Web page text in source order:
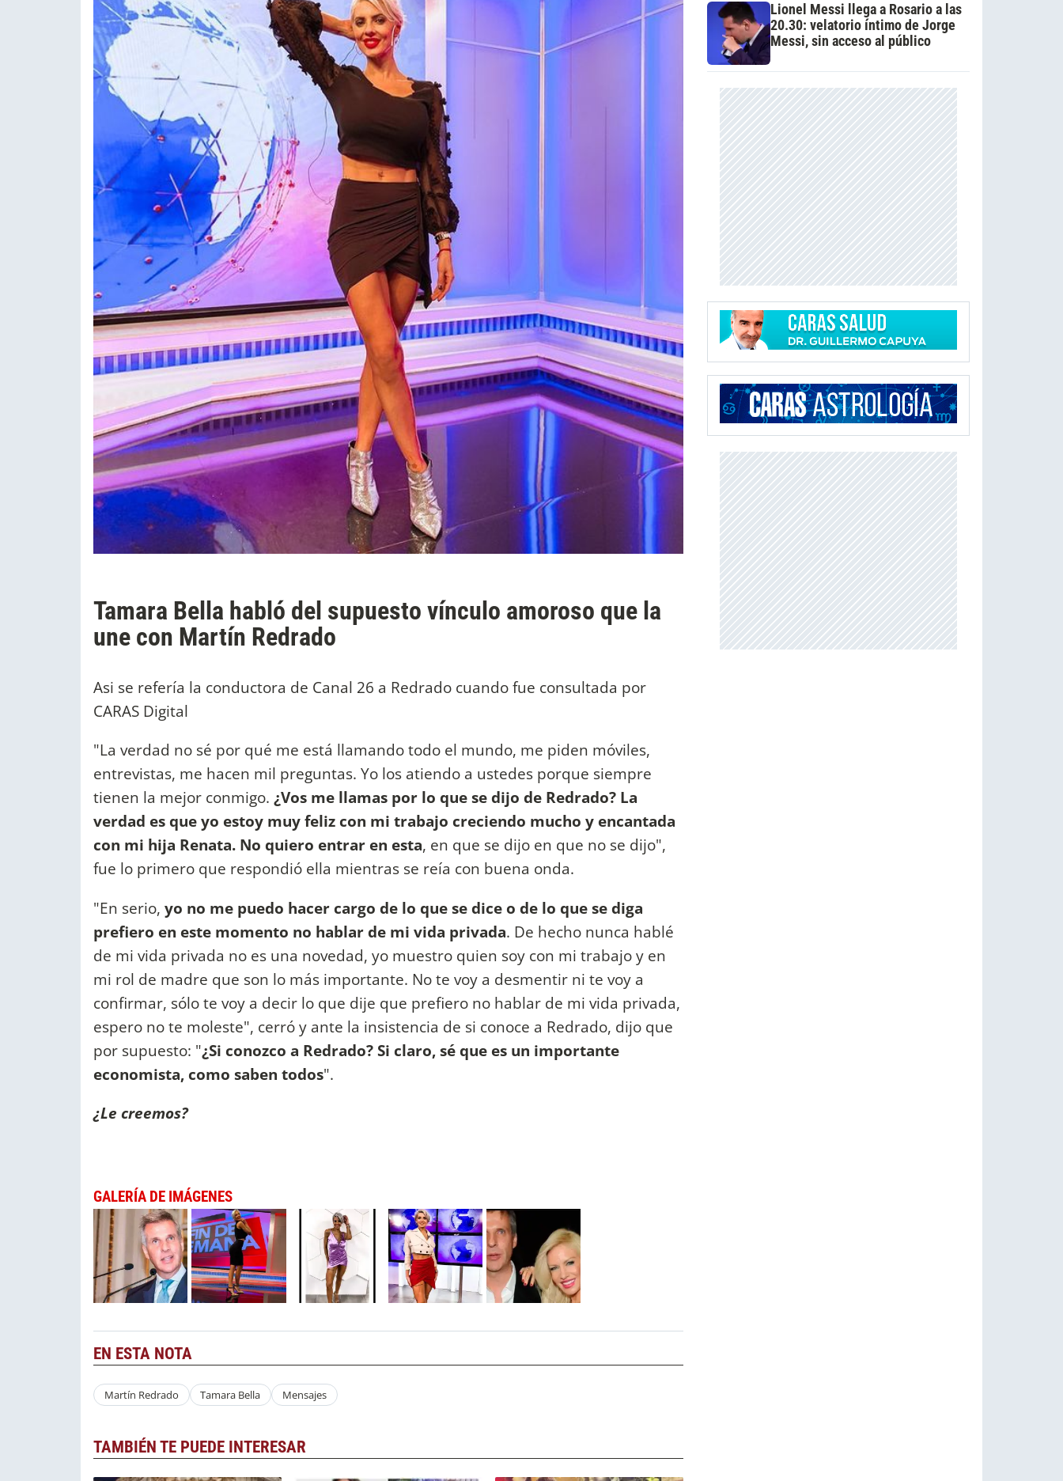
Tamara Bella habló del supuesto vínculo amoroso que la
une con Martín Redrado
Asi se refería la conductora de Canal 26 a Redrado cuando fue consultada por
CARAS Digital
"La verdad no sé por qué me está llamando todo el mundo, me piden móviles,
entrevistas, me hacen mil preguntas. Yo los atiendo a ustedes porque siempre
tienen la mejor conmigo. ¿Vos me llamas por lo que se dijo de Redrado? La
verdad es que yo estoy muy feliz con mi trabajo creciendo mucho y encantada
con mi hija Renata. No quiero entrar en esta, en que se dijo en que no se dijo",
fue lo primero que respondió ella mientras se reía con buena onda.
"En serio, yo no me puedo hacer cargo de lo que se dice o de lo que se diga
prefiero en este momento no hablar de mi vida privada. De hecho nunca hablé
de mi vida privada no es una novedad, yo muestro quien soy con mi trabajo y en
mi rol de madre que son lo más importante. No te voy a desmentir ni te voy a
confirmar, sólo te voy a decir lo que dije que prefiero no hablar de mi vida privada,
espero no te moleste", cerró y ante la insistencia de si conoce a Redrado, dijo que
por supuesto: "¿Si conozco a Redrado? Si claro, sé que es un importante
economista, como saben todos".
¿Le creemos?
GALERÍA DE IMÁGENES
EN ESTA NOTA
Martín Redrado Tamara Bella Mensajes
TAMBIÉN TE PUEDE INTERESAR
Lionel Messi llega a Rosario a las
20.30: velatorio íntimo de Jorge
Messi, sin acceso al público